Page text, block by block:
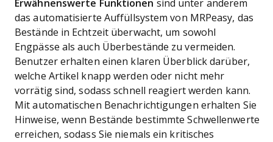
Erwähnenswerte Funktionen sind unter anderem
das automatisierte Auffüllsystem von MRPeasy, das
Bestände in Echtzeit überwacht, um sowohl
Engpässe als auch Überbestände zu vermeiden.
Benutzer erhalten einen klaren Überblick darüber,
welche Artikel knapp werden oder nicht mehr
vorrätig sind, sodass schnell reagiert werden kann.
Mit automatischen Benachrichtigungen erhalten Sie
Hinweise, wenn Bestände bestimmte Schwellenwerte
erreichen, sodass Sie niemals ein kritisches